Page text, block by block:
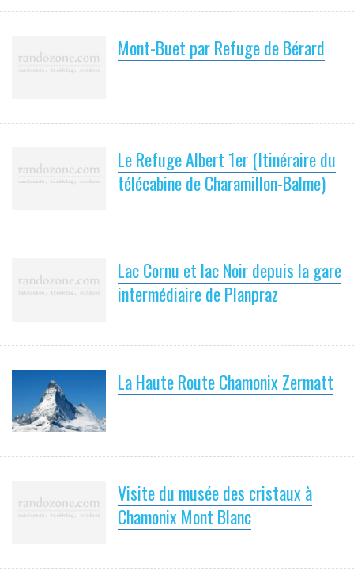
Mont-Buet par Refuge de Bérard
Le Refuge Albert 1er (Itinéraire du
télécabine de Charamillon-Balme)
Lac Cornu et lac Noir depuis la gare
intermédiaire de Planpraz
La Haute Route Chamonix Zermatt
Visite du musée des cristaux à
Chamonix Mont Blanc